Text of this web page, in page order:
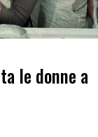
le donne a